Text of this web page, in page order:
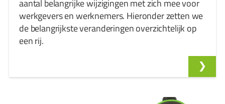
aantal belangrijke wijzigingen met zich mee voor
werkgevers en werknemers. Hieronder zetten we
de belangrijkste veranderingen overzichtelijk op
een rij.